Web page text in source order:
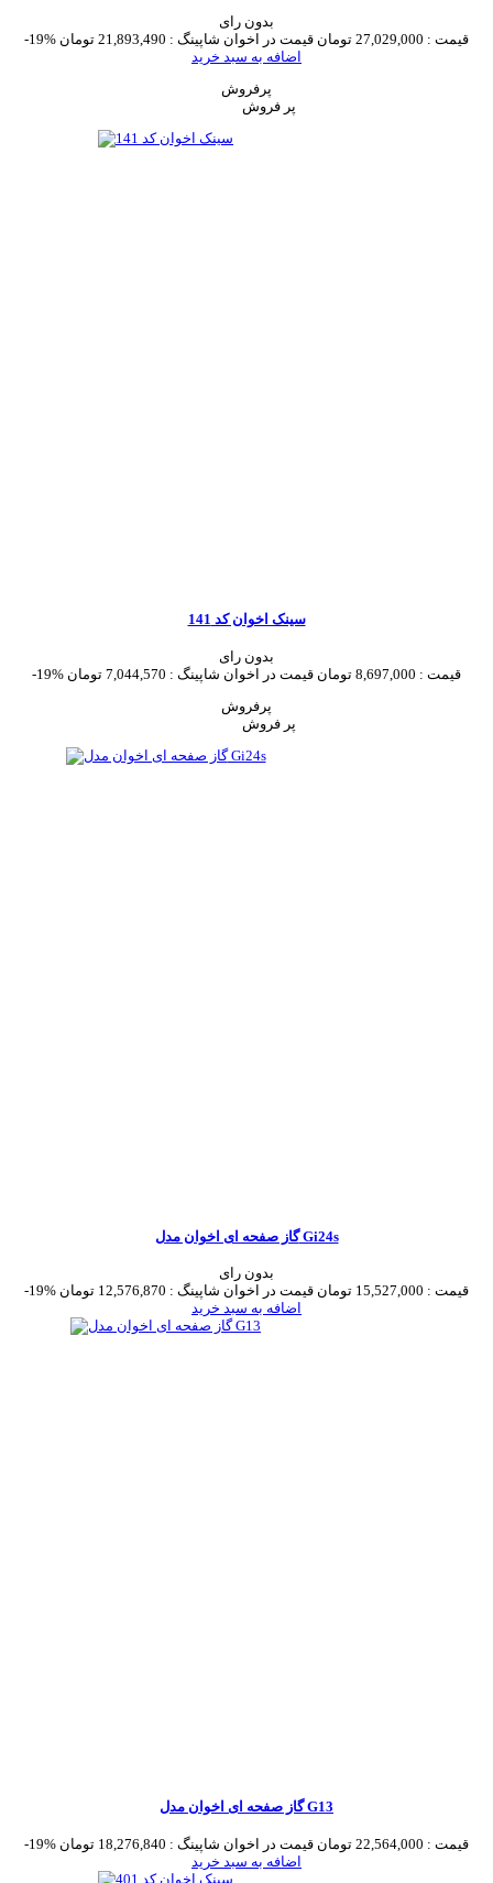
بدون رای
-19%
قیمت : 27,029,000 تومان قیمت در اخوان شاپینگ : 21,893,490 تومان
اضافه به سبد خرید
پرفروش
سینک اخوان کد 141
بدون رای
-19%
قیمت : 8,697,000 تومان قیمت در اخوان شاپینگ : 7,044,570 تومان
پرفروش
گاز صفحه ای اخوان مدل Gi24s
بدون رای
-19%
قیمت : 15,527,000 تومان قیمت در اخوان شاپینگ : 12,576,870 تومان
اضافه به سبد خرید
گاز صفحه ای اخوان مدل G13
-19% قیمت : 22,564,000 تومان قیمت در اخوان شاپینگ : 18,276,840 تومان
اضافه به سبد خرید